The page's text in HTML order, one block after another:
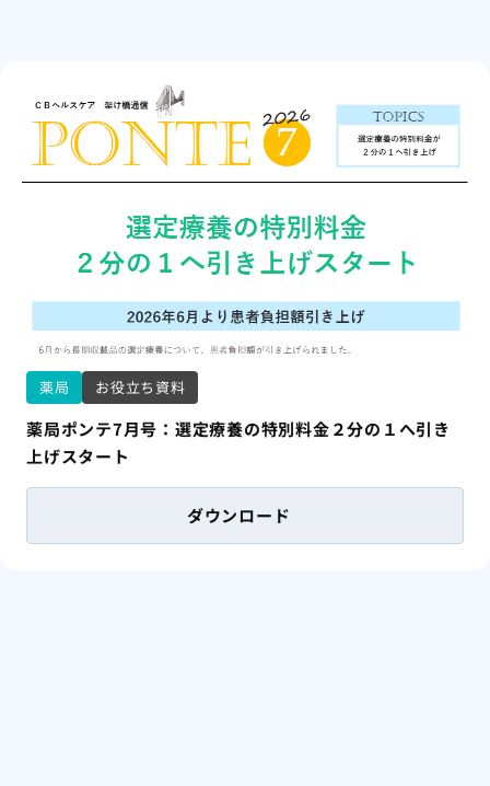
薬局 お役立ち資料
薬局ポンテ7月号：選定療養の特別料金２分の１へ引き
上げスタート
ダウンロード